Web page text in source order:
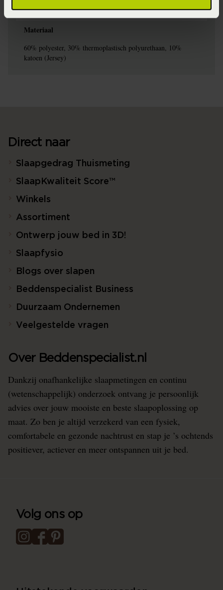
Niet wassen
Materiaal
60% polyester, 30% thermoplastisch polyurethaan, 10%
katoen (Jersey)
Direct naar
Slaapgedrag Thuismeting
SlaapKwaliteit Score™
Winkels
Assortiment
Ontwerp jouw bed in 3D!
Slaapfysio
Blogs over slapen
Beddenspecialist Business
Duurzaam Ondernemen
Veelgestelde vragen
Over Beddenspecialist.nl
Dankzij onafhankelijke slaapmetingen en continu
(wetenschappelijk) onderzoek ontvang je persoonlijk
advies over jouw mooiste en beste slaapoplossing op
maat. Zo ben je altijd verzekerd van een fysiek,
comfortabele en gezonde nachtrust en stap je ’s ochtends
positiever, actiever en meer ontspannen uit je bed.
Volg ons op